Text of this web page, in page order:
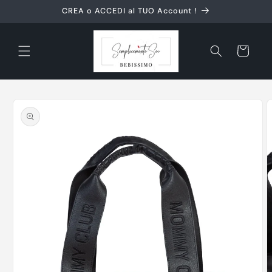
direttamente
ai contenuti
CREA o ACCEDI al TUO Account !
Carrello
informazioni
sul prodotto